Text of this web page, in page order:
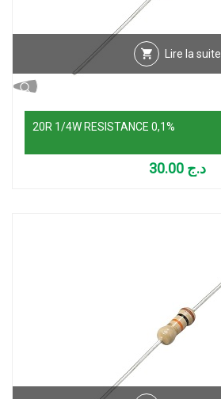
Lire la suite
20R 1/4W RESISTANCE 0,1%
د.ج